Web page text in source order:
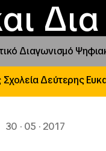
Νέα
Διαγωνισμό
Σχολεία Δεύτερης
30 · 05 · 2017